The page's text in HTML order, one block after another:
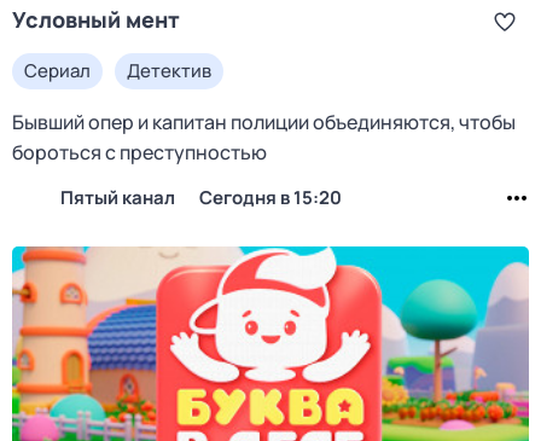
Условный мент
Сериал Детектив
Бывший опер и капитан полиции объединяются, чтобы
бороться с преступностью
Пятый канал Сегодня в 15:20